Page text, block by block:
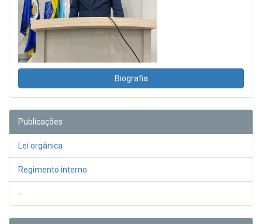
Biografia
Publicações
Lei orgânica
Regimento interno
-